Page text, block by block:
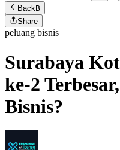
BackB
Share
peluang bisnis
Surabaya
ke-2
Bisnis?